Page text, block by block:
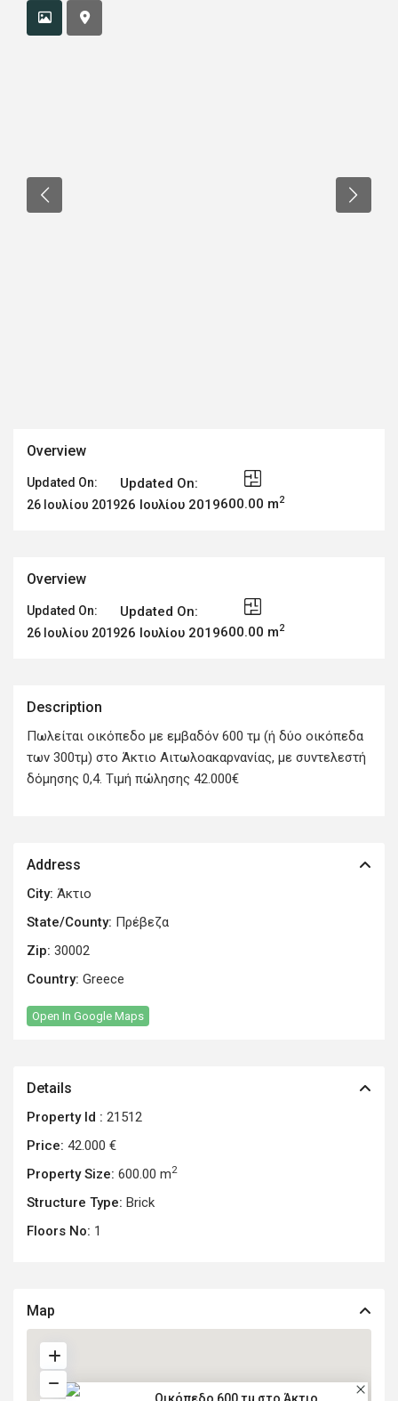
Overview
Updated On:
26 Ιουλίου 2019
Updated On:
26 Ιουλίου 2019600.00 m2
Overview
Updated On:
26 Ιουλίου 2019
Updated On:
26 Ιουλίου 2019600.00 m2
Description
Πωλείται οικόπεδο με εμβαδόν 600 τμ (ή δύο οικόπεδα
των 300τμ) στο Άκτιο Αιτωλοακαρνανίας, με συντελεστή
δόμησης 0,4. Τιμή πώλησης 42.000€
Address
City: Άκτιο
State/County: Πρέβεζα
Zip: 30002
Country: Greece
Open In Google Maps
Details
Property Id : 21512
Price: 42.000 €
Property Size: 600.00 m2
Structure Type: Brick
Floors No: 1
Map
Οικόπεδο 600 τμ στο Άκτιο